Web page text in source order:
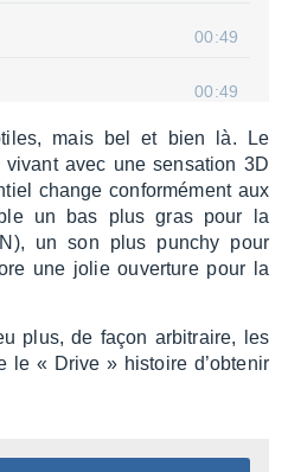
00:49
00:49
00:49
00:49
mais bel et bien là. Le
avec une sensa­tion 3D
change confor­mé­ment aux
un bas plus gras pour la
un son plus punchy pour
une jolie ouver­ture pour la
plus, de façon arbi­traire, les
le « Drive » histoire d’ob­te­nir